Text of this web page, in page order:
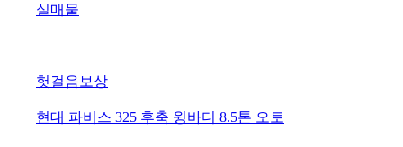
실매물
헛걸음보상
현대 파비스 325 후축 윙바디 8.5톤 오토